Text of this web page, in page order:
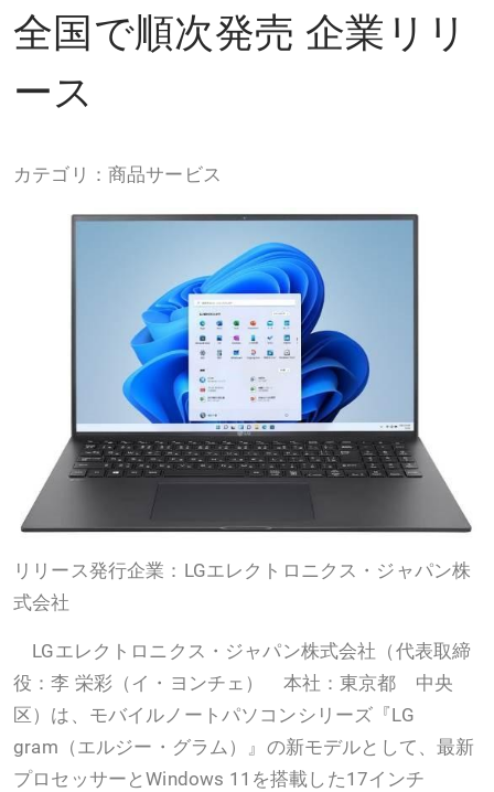
全国で順次発売 企業リリ
ース
カテゴリ：商品サービス
リリース発行企業：LGエレクトロニクス・ジャパン株
式会社
LGエレクトロニクス・ジャパン株式会社（代表取締
役：李 栄彩（イ・ヨンチェ） 本社：東京都 中央
区）は、モバイルノートパソコンシリーズ『LG
gram（エルジー・グラム）』の新モデルとして、最新
プロセッサーとWindows 11を搭載した17インチ